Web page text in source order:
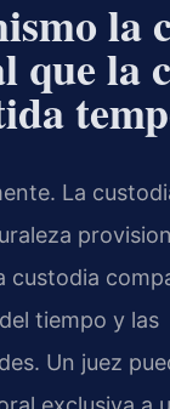
la
que la
La
custodia
tiempo y las
Un juez